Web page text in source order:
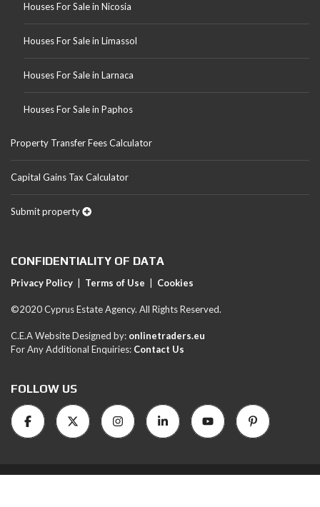
Houses For Sale in Nicosia
Houses For Sale in Limassol
Houses For Sale in Larnaca
Houses For Sale in Paphos
Property Transfer Fees Calculator
Capital Gains Tax Calculator
Submit property
CONFIDENTIALITY OF DATA
Privacy Policy Terms of Use Cookies
©2020 Cyprus Estate Agency. All Rights Reserved.
C.E.A Website Designed by: onlinetraders.eu
For Any Additional Enquiries: Contact Us
FOLLOW US